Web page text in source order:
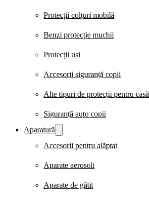
Protecții colțuri mobilă
Benzi protecție muchii
Protecții uși
Accesorii siguranță copii
Alte tipuri de protecții pentru casă
Siguranță auto copii
Aparatură
Accesorii pentru alăptat
Aparate aerosoli
Aparate de gătit